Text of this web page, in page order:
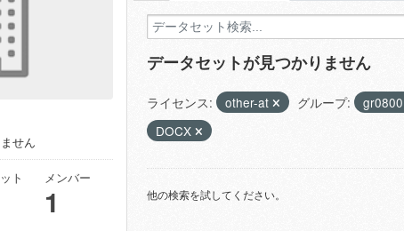
せん
ト メンバー
1
データセットが見つかりません
ライセンス: other-at グループ: gr0800
DOCX
他の検索を試してください。